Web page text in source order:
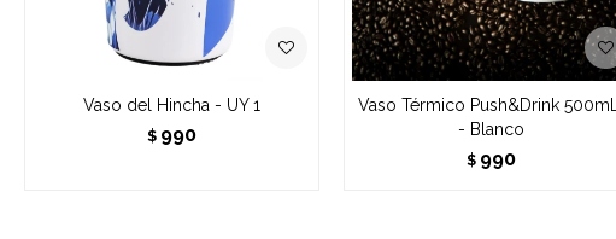
Vaso del Hincha - UY 1
$ 990
Vaso Térmico Push&Drink 500mL.
- Blanco
$ 990